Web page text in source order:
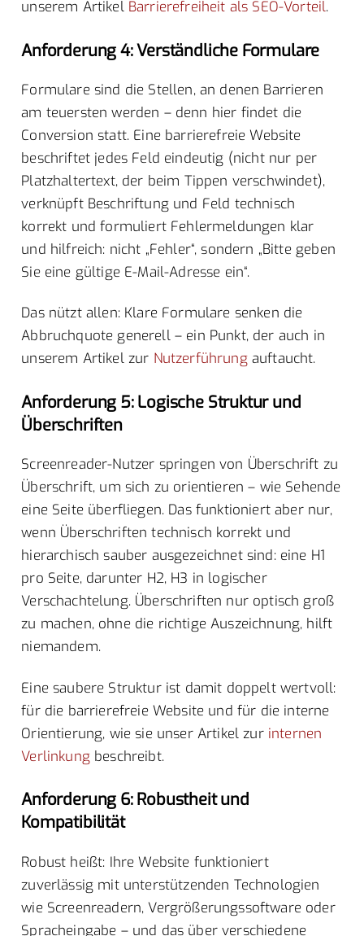
unserem Artikel Barrierefreiheit als SEO-Vorteil.
Anforderung 4: Verständliche Formulare
Formulare sind die Stellen, an denen Barrieren
am teuersten werden – denn hier findet die
Conversion statt. Eine barrierefreie Website
beschriftet jedes Feld eindeutig (nicht nur per
Platzhaltertext, der beim Tippen verschwindet),
verknüpft Beschriftung und Feld technisch
korrekt und formuliert Fehlermeldungen klar
und hilfreich: nicht „Fehler“, sondern „Bitte geben
Sie eine gültige E-Mail-Adresse ein“.
Das nützt allen: Klare Formulare senken die
Abbruchquote generell – ein Punkt, der auch in
unserem Artikel zur Nutzerführungauftaucht.
Anforderung 5: Logische Struktur und
Überschriften
Screenreader-Nutzer springen von Überschrift zu
Überschrift, um sich zu orientieren – wie Sehende
eine Seite überfliegen. Das funktioniert aber nur,
wenn Überschriften technisch korrekt und
hierarchisch sauber ausgezeichnet sind: eine H1
pro Seite, darunter H2, H3 in logischer
Verschachtelung. Überschriften nur optisch groß
zu machen, ohne die richtige Auszeichnung, hilft
niemandem.
Eine saubere Struktur ist damit doppelt wertvoll:
für die barrierefreie Website und für die interne
Orientierung, wie sie unser Artikel zur internen
Verlinkungbeschreibt.
Anforderung 6: Robustheit und
Kompatibilität
Robust heißt: Ihre Website funktioniert
zuverlässig mit unterstützenden Technologien
wie Screenreadern, Vergrößerungssoftware oder
Spracheingabe – und das über verschiedene